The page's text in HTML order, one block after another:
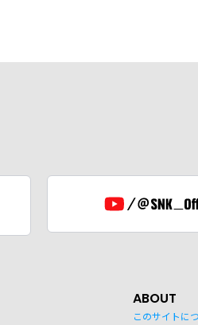
ABOUT
このサイトに